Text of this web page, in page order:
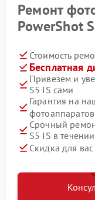
Ремонт
PowerShot
Стоимость
Бесплатная
Привезем и
S5 IS сами
Гарантия на
Срочный
S5 IS в
Скидка для